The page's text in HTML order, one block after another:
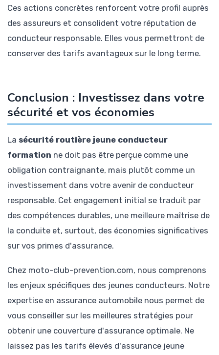
Ces actions concrètes renforcent votre profil auprès
des assureurs et consolident votre réputation de
conducteur responsable. Elles vous permettront de
conserver des tarifs avantageux sur le long terme.
Conclusion : Investissez dans votre
sécurité et vos économies
La sécurité routière jeune conducteur
formation ne doit pas être perçue comme une
obligation contraignante, mais plutôt comme un
investissement dans votre avenir de conducteur
responsable. Cet engagement initial se traduit par
des compétences durables, une meilleure maîtrise de
la conduite et, surtout, des économies significatives
sur vos primes d'assurance.
Chez moto-club-prevention.com, nous comprenons
les enjeux spécifiques des jeunes conducteurs. Notre
expertise en assurance automobile nous permet de
vous conseiller sur les meilleures stratégies pour
obtenir une couverture d'assurance optimale. Ne
laissez pas les tarifs élevés d'assurance jeune